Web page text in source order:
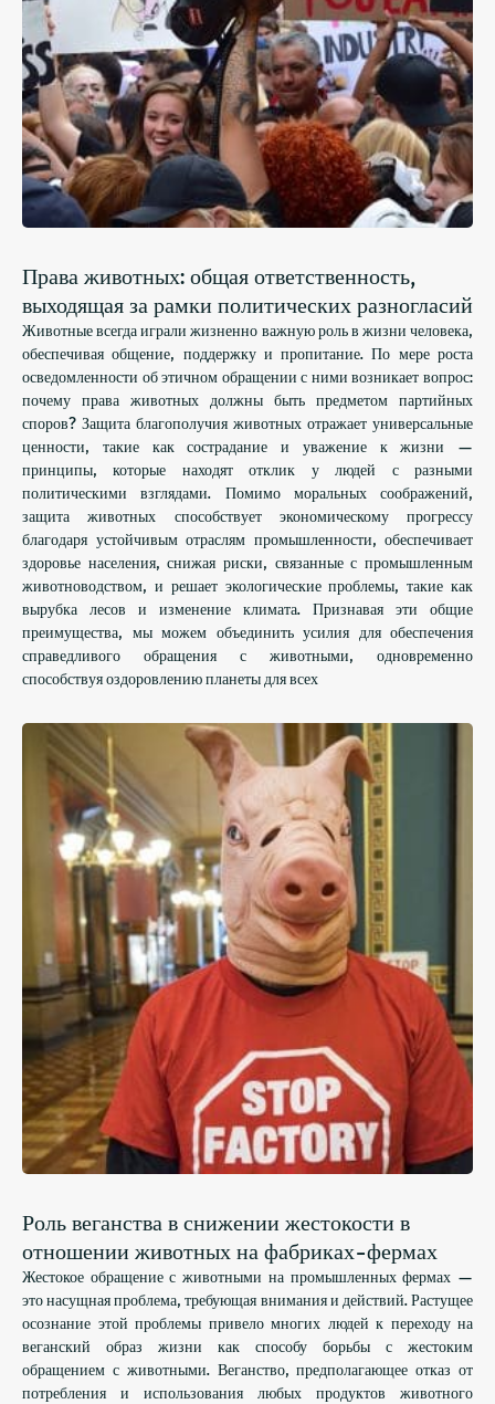
Права животных: общая ответственность,
выходящая за рамки политических разногласий
Животные всегда играли жизненно важную роль в жизни человека,
обеспечивая общение, поддержку и пропитание. По мере роста
осведомленности об этичном обращении с ними возникает вопрос:
почему права животных должны быть предметом партийных
споров? Защита благополучия животных отражает универсальные
ценности, такие как сострадание и уважение к жизни —
принципы, которые находят отклик у людей с разными
политическими взглядами. Помимо моральных соображений,
защита животных способствует экономическому прогрессу
благодаря устойчивым отраслям промышленности, обеспечивает
здоровье населения, снижая риски, связанные с промышленным
животноводством, и решает экологические проблемы, такие как
вырубка лесов и изменение климата. Признавая эти общие
преимущества, мы можем объединить усилия для обеспечения
справедливого обращения с животными, одновременно
способствуя оздоровлению планеты для всех
Роль веганства в снижении жестокости в
отношении животных на фабриках-фермах
Жестокое обращение с животными на промышленных фермах —
это насущная проблема, требующая внимания и действий. Растущее
осознание этой проблемы привело многих людей к переходу на
веганский образ жизни как способу борьбы с жестоким
обращением с животными. Веганство, предполагающее отказ от
потребления и использования любых продуктов животного